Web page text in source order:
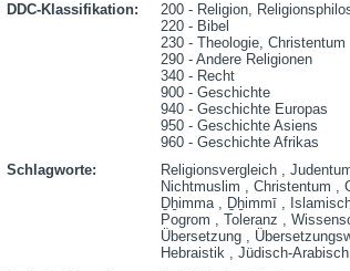
DDC-Klassifikation:
200 - Religion,
220 - Bibel
230 - Theologie, Christentum
290 - Andere Religionen
340 - Recht
900 - Geschichte
940 - Geschichte Europas
950 - Geschichte Asiens
960 - Geschichte Afrikas
Schlagworte:
Religionsvergleich ,
Nichtmuslim , Christentum ,
Ḏẖimma , Ḏẖimmī ,
Pogrom , Toleranz ,
Übersetzung ,
Hebraistik , Jüdisch-